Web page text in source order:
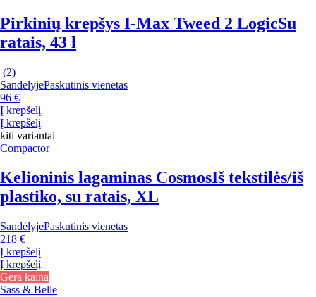
Pirkinių krepšys I-Max Tweed 2 LogicSu
ratais, 43 l
(2)
SandėlyjePaskutinis vienetas
96 €
Į krepšelį
Į krepšelį
kiti variantai
Compactor
Kelioninis lagaminas CosmosIš tekstilės/iš
plastiko, su ratais, XL
SandėlyjePaskutinis vienetas
218 €
Į krepšelį
Į krepšelį
Gera kaina
Sass & Belle